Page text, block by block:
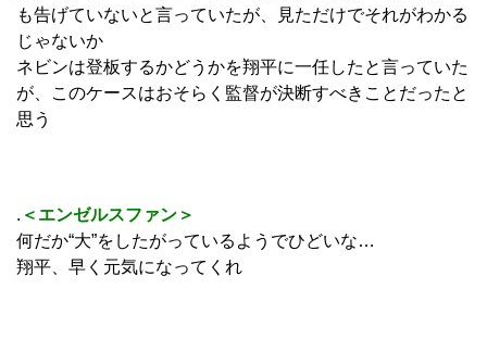
も告げていないと言っていたが、見ただけでそれがわかる
じゃないか
ネビンは登板するかどうかを翔平に一任したと言っていた
が、このケースはおそらく監督が決断すべきことだったと
思う
. ＜エンゼルスファン＞
何だか“大”をしたがっているようでひどいな…
翔平、早く元気になってくれ